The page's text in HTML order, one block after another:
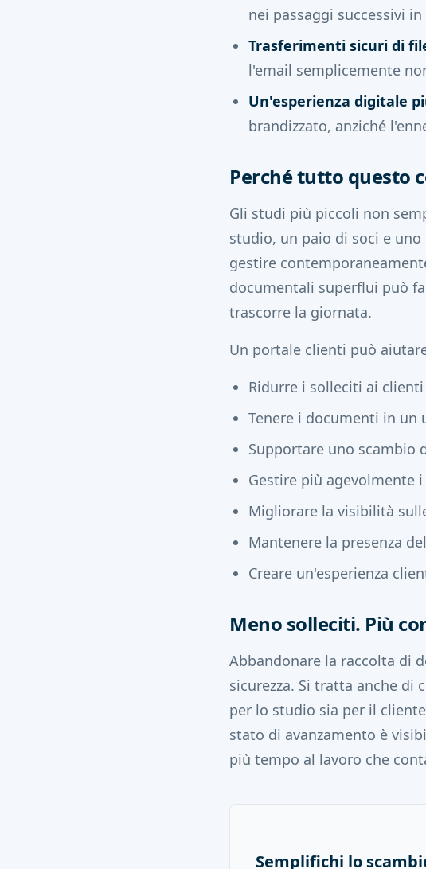
nei passaggi successivi
Trasferimenti sicuri di
l'email semplicemente
Un'esperienza digitale
brandizzato, anziché
Perché tutto questo
Gli studi più piccoli non
studio, un paio di soci e
gestire
documentali superflui può
trascorre la giornata.
Un portale clienti può
Ridurre i solleciti ai clienti
Tenere i documenti in un
Supportare uno scambio
Gestire più agevolmente
Migliorare la visibilità
Mantenere la presenza
Creare un'esperienza
Meno solleciti. Più
Abbandonare la raccolta di
sicurezza. Si tratta anche di
per lo studio sia per il
stato di avanzamento è
più tempo al lavoro che
Semplifichi lo